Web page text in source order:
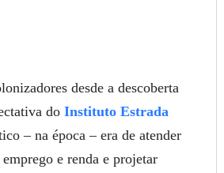
desde a descoberta
do Instituto Estrada
– na época – era de atender
e renda e projetar